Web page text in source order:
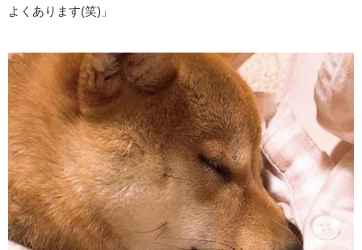
よくあります(笑)」